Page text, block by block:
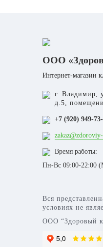
ООО
Интернет-магазин
г. Владимир,
д.5,
+7 (920) 949-
Время работы:
Пн-Вс 09:00-22:00
Вся
условиях не
ООО “Здоровый